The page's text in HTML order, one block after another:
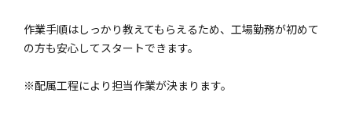
作業手順はしっかり教えてもらえるため、工場勤務が初めて
の方も安心してスタートできます。
※配属工程により担当作業が決まります。